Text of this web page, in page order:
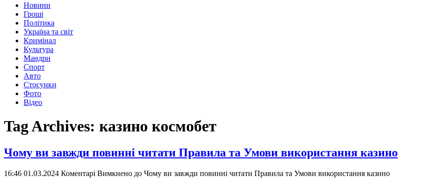
Новини
Гроші
Політика
Україна та світ
Кримінал
Культура
Мандри
Спорт
Авто
Стосунки
Фото
Відео
Tag Archives: казино космобет
Чому ви завжди повинні читати Правила та Умови використання казино
16:46 01.03.2024 Коментарі Вимкнено до Чому ви завжди повинні читати Правила та Умови використання казино